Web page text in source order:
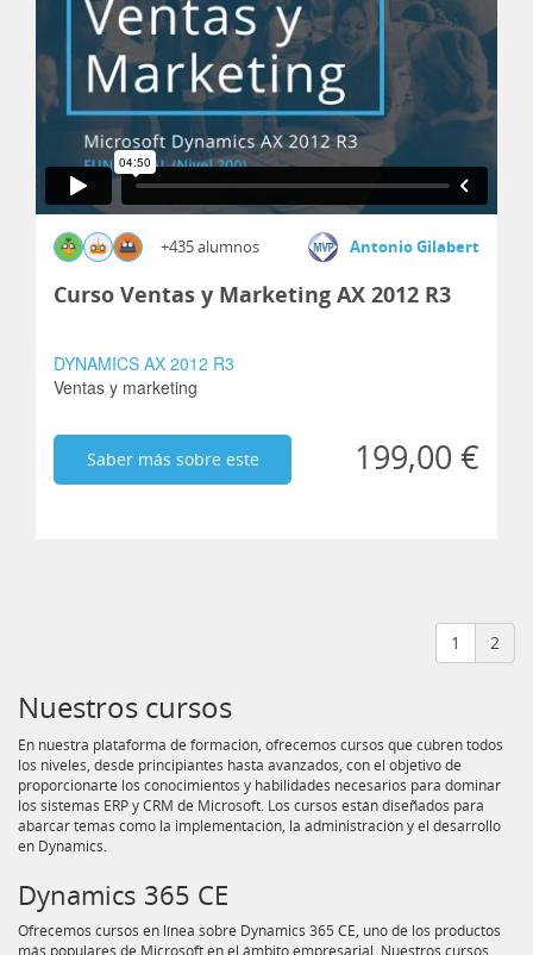
+435 alumnos Antonio Gilabert
Curso Ventas y Marketing AX 2012 R3
DYNAMICS AX 2012 R3
Ventas y marketing
Saber más sobre este 199,00 €
1 2
Nuestros cursos
En nuestra plataforma de formación, ofrecemos cursos que cubren todos
los niveles, desde principiantes hasta avanzados, con el objetivo de
proporcionarte los conocimientos y habilidades necesarios para dominar
los sistemas ERP y CRM de Microsoft. Los cursos están diseñados para
abarcar temas como la implementación, la administración y el desarrollo
en Dynamics.
Dynamics 365 CE
Ofrecemos cursos en línea sobre Dynamics 365 CE, uno de los productos
más populares de Microsoft en el ámbito empresarial. Nuestros cursos